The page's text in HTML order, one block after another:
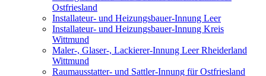
Ostfriesland
Installateur- und Heizungsbauer-Innung Leer
Installateur- und Heizungsbauer-Innung Kreis
Wittmund
Maler-, Glaser-, Lackierer-Innung Leer Rheiderland
Wittmund
Raumausstatter- und Sattler-Innung für Ostfriesland